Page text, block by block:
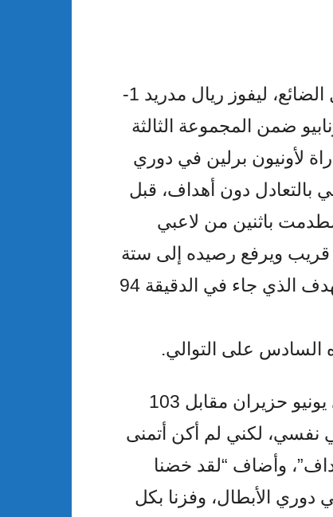
أحرز جود بلينجهام هدفا قرب نهاية الوقت بدل الضائع، ليفوز ريال مدريد 1-
ضمن المجموعة الثالثة
لأونيون برلين في دوري
بالتعادل دون أهداف، قبل
باثنين من لاعبي
ويرفع رصيده إلى ستة
أهداف في ست مباريات هذا الموسم، وهذا الهدف الذي جاء في الدقيقة 94
السادس على التوالي.
قال بلينجهام المنضم من بروسيا دورتموند في يونيو حزيران مقابل 103
واثق في نفسي، لكني لم أكن أتمنى
وأضاف “لقد خضنا
دوري الأبطال، وفزنا بكل